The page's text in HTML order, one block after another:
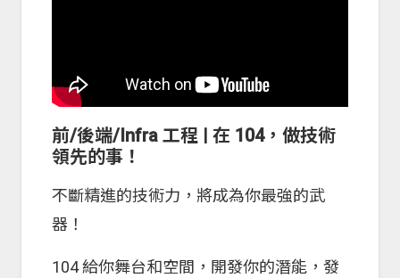
前/後端/Infra 工程 | 在 104，做技術
領先的事！
不斷精進的技術力，將成為你最強的武
器！
104 給你舞台和空間，開發你的潛能，發